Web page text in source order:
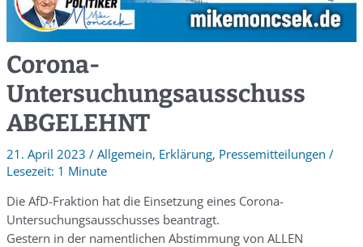
Corona-
Untersuchungsausschuss
ABGELEHNT
21. April 2023 / Allgemein, Erklärung, Pressemitteilungen /
1 Minute
Die AfD-Fraktion hat die Einsetzung eines Corona-
Untersuchungsausschusses beantragt.
Gestern in der namentlichen Abstimmung von ALLEN